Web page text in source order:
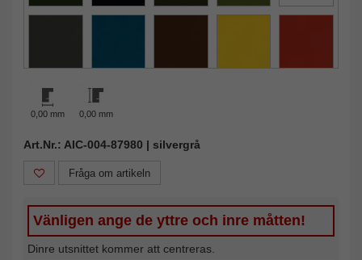
0,00 mm 0,00 mm
Art.Nr.: AIC-004-87980 | silvergrå
Fråga om artikeln
Vänligen ange de yttre och inre måtten!
Dinre utsnittet kommer att centreras.